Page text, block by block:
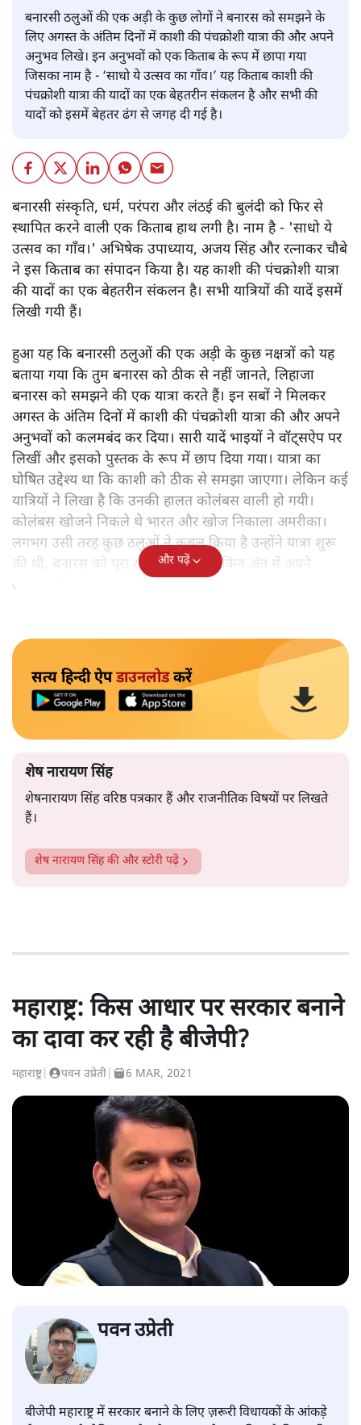
बनारसी ठलुओं की एक अड़ी के कुछ लोगों ने बनारस को समझने के
लिए अगस्त के अंतिम दिनों में काशी की पंचक्रोशी यात्रा की और अपने
अनुभव लिखे। इन अनुभवों को एक किताब के रूप में छापा गया
जिसका नाम है - ‘साधो ये उत्सव का गाँव।’ यह किताब काशी की
पंचक्रोशी यात्रा की यादों का एक बेहतरीन संकलन है और सभी की
यादों को इसमें बेहतर ढंग से जगह दी गई है।
बनारसी संस्कृति, धर्म, परंपरा और लंठई की बुलंदी को फिर से
स्थापित करने वाली एक किताब हाथ लगी है। नाम है - 'साधो ये
उत्सव का गाँव।' अभिषेक उपाध्याय, अजय सिंह और रत्नाकर चौबे
ने इस किताब का संपादन किया है। यह काशी की पंचक्रोशी यात्रा
की यादों का एक बेहतरीन संकलन है। सभी यात्रियों की यादें इसमें
लिखी गयी हैं।
हुआ यह कि बनारसी ठलुओं की एक अड़ी के कुछ नक्षत्रों को यह
बताया गया कि तुम बनारस को ठीक से नहीं जानते, लिहाजा
बनारस को समझने की एक यात्रा करते हैं। इन सबों ने मिलकर
अगस्त के अंतिम दिनों में काशी की पंचक्रोशी यात्रा की और अपने
अनुभवों को कलमबंद कर दिया। सारी यादें भाइयों ने वॉट्सऐप पर
लिखीं और इसको पुस्तक के रूप में छाप दिया गया। यात्रा का
घोषित उद्देश्य था कि काशी को ठीक से समझा जाएगा। लेकिन कई
यात्रियों ने लिखा है कि उनकी हालत कोलंबस वाली हो गयी।
कोलंबस खोजने निकले थे भारत और खोज निकाला अमरीका।
लगभग उसी तरह कुछ ठलुओं ने कुबूल किया है उन्होंने यात्रा शुरू
की थी, बनारस को पूरा खोजने के लिए लेकिन अंत में अपने
आपको ही समझकर संतुष्ट हो गए।
और पढ़ें
सत्य हिन्दी ऐपडाउनलोडकरें
शेष नारायण सिंह
शेषनारायण सिंह वरिष्ठ पत्रकार हैं और राजनीतिक विषयों पर लिखते
हैं।
शेष नारायण सिंहकी और स्टोरी पढ़ें
महाराष्ट्र: किस आधार पर सरकार बनाने
का दावा कर रही है बीजेपी?
महाराष्ट्र| पवन उप्रेती 6 MAR, 2021
पवन उप्रेती
बीजेपी महाराष्ट्र में सरकार बनाने के लिए ज़रूरी विधायकों के आंकड़े